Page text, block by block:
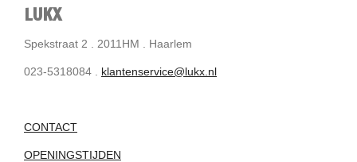
LUKX
Spekstraat 2 . 2011HM . Haarlem
023-5318084 . klantenservice@lukx.nl
CONTACT
OPENINGSTIJDEN